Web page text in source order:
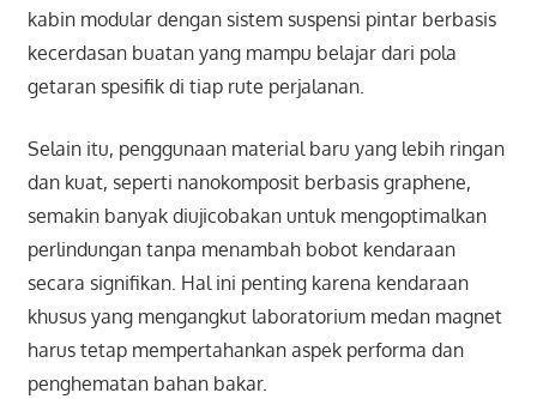
kabin modular dengan sistem suspensi pintar berbasis
kecerdasan buatan yang mampu belajar dari pola
getaran spesifik di tiap rute perjalanan.
Selain itu, penggunaan material baru yang lebih ringan
dan kuat, seperti nanokomposit berbasis graphene,
semakin banyak diujicobakan untuk mengoptimalkan
perlindungan tanpa menambah bobot kendaraan
secara signifikan. Hal ini penting karena kendaraan
khusus yang mengangkut laboratorium medan magnet
harus tetap mempertahankan aspek performa dan
penghematan bahan bakar.